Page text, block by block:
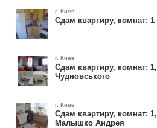
г. Киев
Сдам квартиру, комнат: 1
г. Киев
Сдам квартиру, комнат: 1,
Чудновського
г. Киев
Сдам квартиру, комнат: 1,
Малышко Андрея